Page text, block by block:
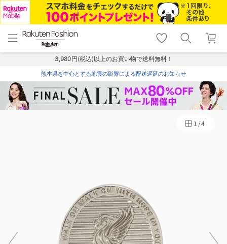
menu home
トップ
shopping_cart lock_outline
ログイン
3,980円(税込)以上のお買い物で送料無料！
熊本県を中心とする地震の影響による配送遅延のお知らせ
1 /4